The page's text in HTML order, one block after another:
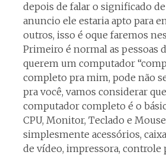
depois de falar o significado
anuncio ele estaria apto para
outros, isso é oque faremos
Primeiro é normal as pessoas
querem um computador
completo pra mim, pode não
pra você, vamos considerar
computador completo é o
CPU, Monitor, Teclado e
simplesmente acessórios,
de vídeo, impressora, controle